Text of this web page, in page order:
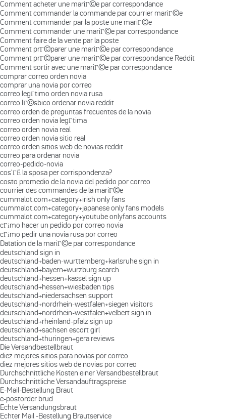
Comment acheter une mariГ©e par correspondance
Comment commander la commande par courrier mariГ©e
Comment commander par la poste une mariГ©e
Comment commander une mariГ©e par correspondance
Comment faire de la vente par la poste
Comment prГ©parer une mariГ©e par correspondance
Comment prГ©parer une mariГ©e par correspondance Reddit
Comment sortir avec une mariГ©e par correspondance
comprar correo orden novia
comprar una novia por correo
correo legГ­timo orden novia rusa
correo lГ©sbico ordenar novia reddit
correo orden de preguntas frecuentes de la novia
correo orden novia legГ­tima
correo orden novia real
correo orden novia sitio real
correo orden sitios web de novias reddit
correo para ordenar novia
correo-pedido-novia
cos'ГЁ la sposa per corrispondenza?
costo promedio de la novia del pedido por correo
courrier des commandes de la mariГ©e
cummalot.com+category+irish only fans
cummalot.com+category+japanese only fans models
cummalot.com+category+youtube onlyfans accounts
cГіmo hacer un pedido por correo novia
cГіmo pedir una novia rusa por correo
Datation de la mariГ©e par correspondance
deutschland sign in
deutschland+baden-wurttemberg+karlsruhe sign in
deutschland+bayern+wurzburg search
deutschland+hessen+kassel sign up
deutschland+hessen+wiesbaden tips
deutschland+niedersachsen support
deutschland+nordrhein-westfalen+siegen visitors
deutschland+nordrhein-westfalen+velbert sign in
deutschland+rheinland-pfalz sign up
deutschland+sachsen escort girl
deutschland+thuringen+gera reviews
Die Versandbestellbraut
diez mejores sitios para novias por correo
diez mejores sitios web de novias por correo
Durchschnittliche Kosten einer Versandbestellbraut
Durchschnittliche Versandauftragspreise
E-Mail-Bestellung Braut
e-postorder brud
Echte Versandungsbraut
Echter Mail -Bestellung Brautservice